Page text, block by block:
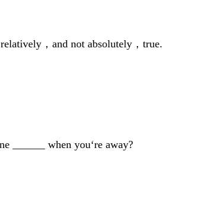
，and not absolutely，true.
______ when you‘re away?